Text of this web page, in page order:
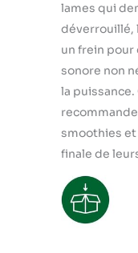
lames qui
déverrouillé,
un frein pour
sonore non
la puissance.
smoothies
finale de